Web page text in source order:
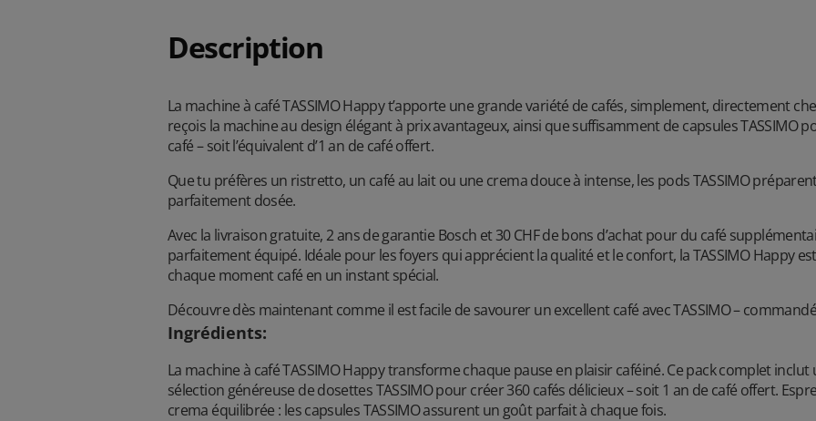
Description
La machine à café TASSIMO Happy t’apporte une grande variété de cafés, simplement, directement
reçois la machine au design élégant à prix avantageux, ainsi que suffisamment de capsules TASSIMO
café – soit l’équivalent d’1 an de café offert.
Que tu préfères un ristretto, un café au lait ou une crema douce à intense, les pods TASSIMO
parfaitement dosée.
Avec la livraison gratuite, 2 ans de garantie Bosch et 30 CHF de bons d’achat pour du café
parfaitement équipé. Idéale pour les foyers qui apprécient la qualité et le confort, la TASSIMO Happy
chaque moment café en un instant spécial.
Découvre dès maintenant comme il est facile de savourer un excellent café avec TASSIMO –
Ingrédients:
La machine à café TASSIMO Happy transforme chaque pause en plaisir caféiné. Ce pack complet
sélection généreuse de dosettes TASSIMO pour créer 360 cafés délicieux – soit 1 an de café offert.
crema équilibrée : les capsules TASSIMO assurent un goût parfait à chaque fois.